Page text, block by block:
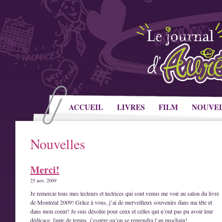
ACCUEIL LIVRES FILM
Nouvelles
Merci!
25 nov. 2009
Je remercie tous mes lecteurs et lectrices qui sont venus me voir au salon du livre
de Montréal 2009! Grâce à vous, j’ai de merveilleux souvenirs dans ma tête et
dans mon coeur! Je suis désolée pour ceux et celles qui n’ont pas pu avoir leur
dédicace, faute de temps, j’espère qu’on se reprendra l’an prochain!